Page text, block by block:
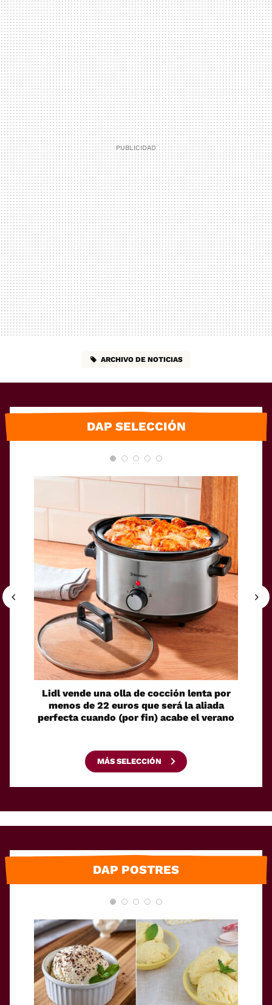
ARCHIVO DE NOTICIAS
DAP SELECCIÓN
Lidl vende una olla de cocción lenta por
menos de 22 euros que será la aliada
perfecta cuando (por fin) acabe el verano
MÁS SELECCIÓN
DAP POSTRES